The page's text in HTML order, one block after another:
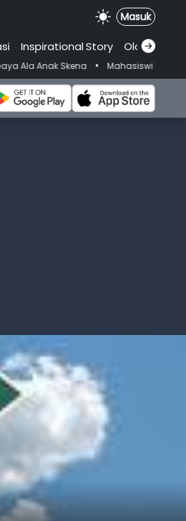
Masuk
Inspirational.Story Olahraga
• Mahasiswi Prodi FKM-Undana